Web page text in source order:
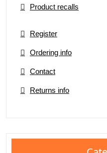
Product recalls
Register
Ordering info
Contact
Returns info